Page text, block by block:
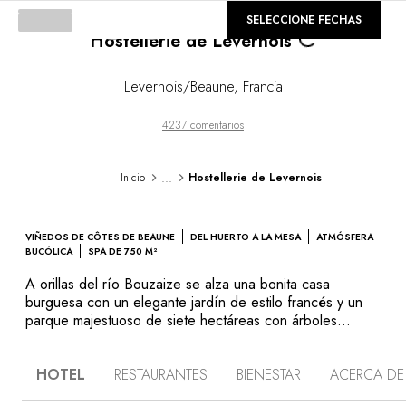
GALERÍA
Hostellerie de Levernois
Loading...
Levernois/Beaune, Francia
4237 comentarios
Inicio ... Hostellerie de Levernois
VIÑEDOS DE CÔTES DE BEAUNE DEL HUERTO A LA MESA
ATMÓSFERA
BUCÓLICA
SPA DE 750 M²
A orillas del río Bouzaize se alza una bonita casa
burguesa con un elegante jardín de estilo francés y un
parque majestuoso de siete hectáreas con árboles
corazón del prestigioso viñedo de la Côte de Beaune.
SELECCIONE FECHAS
HOTEL RESTAURANTES BIENESTAR ACERCA DE